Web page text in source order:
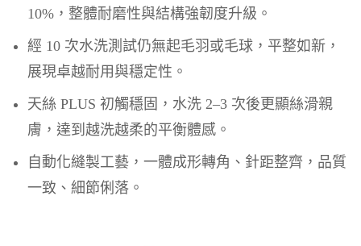
10%，整體耐磨性與結構強韌度升級。
經 10 次水洗測試仍無起毛羽或毛球，平整如新，
展現卓越耐用與穩定性。
天絲 PLUS 初觸穩固，水洗 2–3 次後更顯絲滑親
膚，達到越洗越柔的平衡體感。
自動化縫製工藝，一體成形轉角、針距整齊，品質
一致、細節俐落。